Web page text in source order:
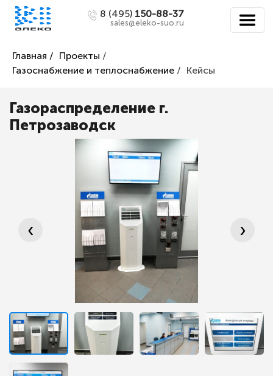
8 (495) 150-88-37
sales@eleko-suo.ru
Главная / Проекты /
Газоснабжение и теплоснабжение / Кейсы
Газораспределение г.
Петрозаводск
‹ ›